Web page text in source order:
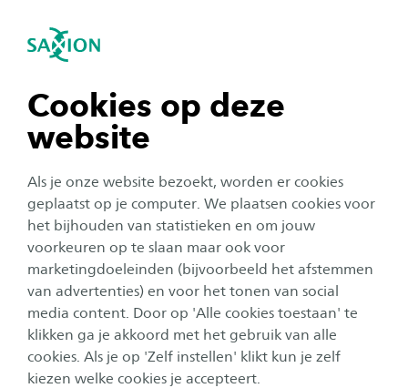
Cookies op deze
website
Als je onze website bezoekt, worden er cookies
geplaatst op je computer. We plaatsen cookies voor
het bijhouden van statistieken en om jouw
voorkeuren op te slaan maar ook voor
marketingdoeleinden (bijvoorbeeld het afstemmen
van advertenties) en voor het tonen van social
media content. Door op 'Alle cookies toestaan' te
klikken ga je akkoord met het gebruik van alle
cookies. Als je op 'Zelf instellen' klikt kun je zelf
kiezen welke cookies je accepteert.
Navigatie openen
tonen
tonen
tonen
tonen
sluiten
Organisatie
Video: Wat kun je met de
opleiding Forensisch
Onderzoek? Saxion alumnus
Lynn vertelt!
26 februari 2026 Leestijd: 2 Minuten